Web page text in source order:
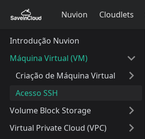
Nuvion Cloudlets
Introdução Nuvion
Máquina Virtual (VM)
Criação de Máquina Virtual
Acesso SSH
Volume Block Storage
Virtual Private Cloud (VPC)